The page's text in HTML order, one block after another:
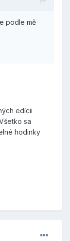
podle mě
edícii
sa
hodinky